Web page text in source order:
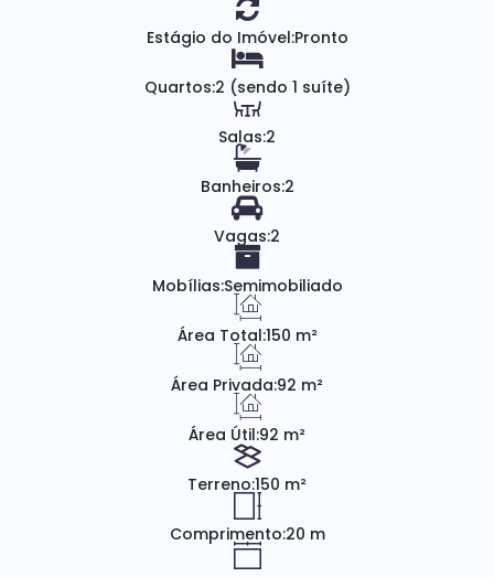
Estágio do Imóvel:Pronto
Quartos:2 (sendo 1 suíte)
Salas:2
Banheiros:2
Vagas:2
Mobílias:Semimobiliado
Área Total:150 m²
Área Privada:92 m²
Área Útil:92 m²
Terreno:150 m²
Comprimento:20 m